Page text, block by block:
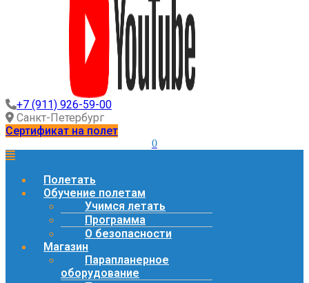
+7 (911) 926-59-00
Санкт-Петербург
Сертификат на полет
0
Полетать
Обучение полетам
Учимся летать
Программа
О безопасности
Магазин
Парапланерное
оборудование